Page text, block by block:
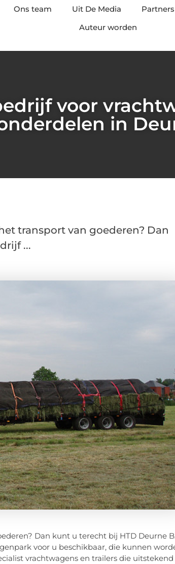
Ons team Uit De Media Partners
Auteur worden
voor
in
transport van goederen? Dan
...
Dan kunt u terecht bij HTD Deurne
voor u beschikbaar, die kunnen
vrachtwagens en trailers die uitstekend